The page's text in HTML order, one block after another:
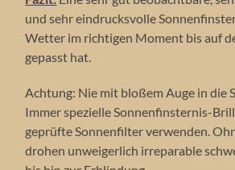
und sehr eindrucksvolle
Wetter im richtigen Moment bis auf
gepasst hat.
Achtung: Nie mit bloßem Auge in die
Immer spezielle Sonnenfinsternis-
geprüfte Sonnenfilter verwenden.
drohen unweigerlich irreparable